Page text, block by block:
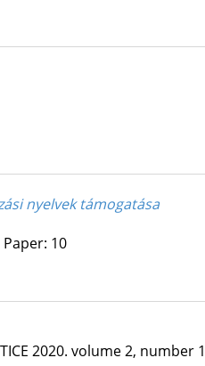
nyelvek támogatása
Paper: 10
2020. volume 2, number 1